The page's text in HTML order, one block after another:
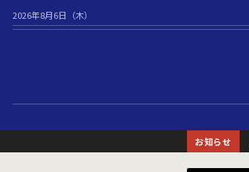
2026年8月6日（木）
お知らせ